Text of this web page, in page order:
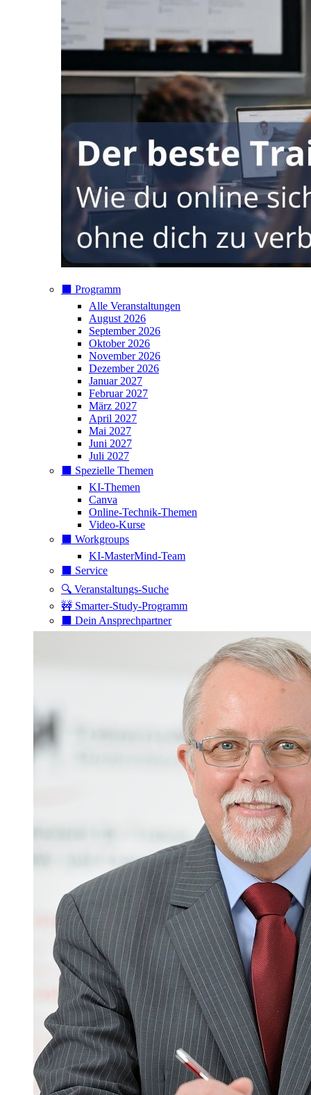
⬛️ Programm
Alle Veranstaltungen
August 2026
September 2026
Oktober 2026
November 2026
Dezember 2026
Januar 2027
Februar 2027
März 2027
April 2027
Mai 2027
Juni 2027
Juli 2027
⬛️ Spezielle Themen
KI-Themen
Canva
Online-Technik-Themen
Video-Kurse
⬛️ Workgroups
KI-MasterMind-Team
⬛️ Service
🔍 Veranstaltungs-Suche
🚧 Smarter-Study-Programm
⬛️ Dein Ansprechpartner